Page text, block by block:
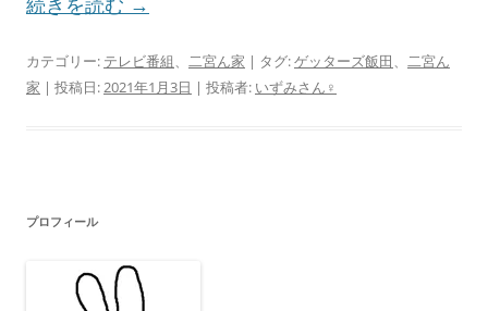
カテゴリー: テレビ番組、 二宮ん家 | タグ:ゲッターズ飯田、 二宮ん
家 | 投稿日:2021年1月3日 | 投稿者: いずみさん♀
プロフィール